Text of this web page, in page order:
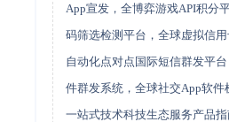
App宣发，全博弈游戏API积分
码筛选检测平台，全球虚拟信用
自动化点对点国际短信群发平
件群发系统，全球社交App软件
一站式技术科技生态服务产品指